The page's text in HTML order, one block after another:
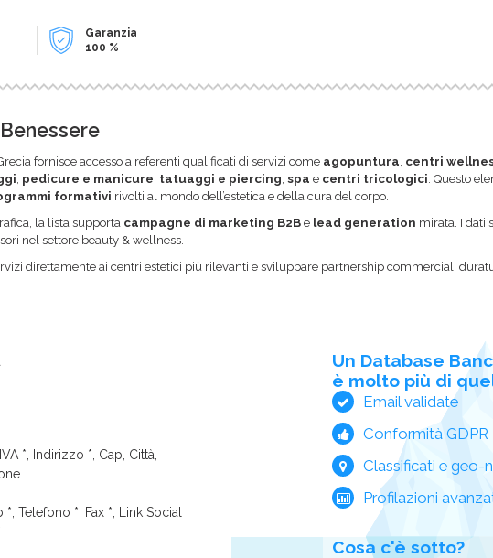
Garanzia
100 %
fornisce accesso a referenti qualificati di servizi come agopuntura centri
pedicure e manicure tatuaggi e piercing spa e centri tricologici . Questo
formativi rivolti al mondo dell’estetica e della cura del corpo.
la lista supporta campagne di marketing B2B e lead generation mirata. I dati
nel settore beauty & wellness.
direttamente ai centri estetici più rilevanti e sviluppare partnership commerciali
*, Indirizzo *, Cap, Città,
Telefono *, Fax *, Link Social
Un Database
è molto più di
Email validate
Conformità GDPR
Classificati e geo-
Profilazioni
Cosa c'è sotto?